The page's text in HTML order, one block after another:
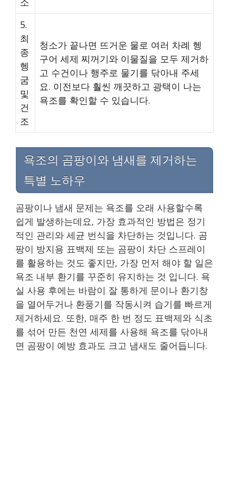
5.
최
종
헹
굼
및
건
조
청소가 끝나면 뜨거운 물로 여러 차례 헹
구어 세제 찌꺼기와 이물질을 모두 제거하
고 수건이나 행주로 물기를 닦아내 주세
요. 이전보다 훨씬 깨끗하고 광택이 나는
욕조를 확인할 수 있습니다.
욕조의 곰팡이와 냄새를 제거하는
특별 노하우
곰팡이나 냄새 문제는 욕조를 오래 사용할수록
쉽게 발생하는데요, 가장 효과적인 방법은 정기
적인 관리와 세균 번식을 차단하는 것입니다. 곰
팡이 방지용 표백제 또는 곰팡이 차단 스프레이
를 활용하는 것도 좋지만, 가장 먼저 해야 할 일은
욕조 내부 환기를 꾸준히 유지하는 것 입니다. 욕
실 사용 후에는 바람이 잘 통하게 문이나 환기창
을 열어두거나 환풍기를 작동시켜 습기를 빠르게
제거하세요. 또한, 매주 한 번 정도 표백제와 식초
를 섞어 만든 천연 세제를 사용해 욕조를 닦아내
면 곰팡이 예방 효과도 크고 냄새도 줄어듭니다.